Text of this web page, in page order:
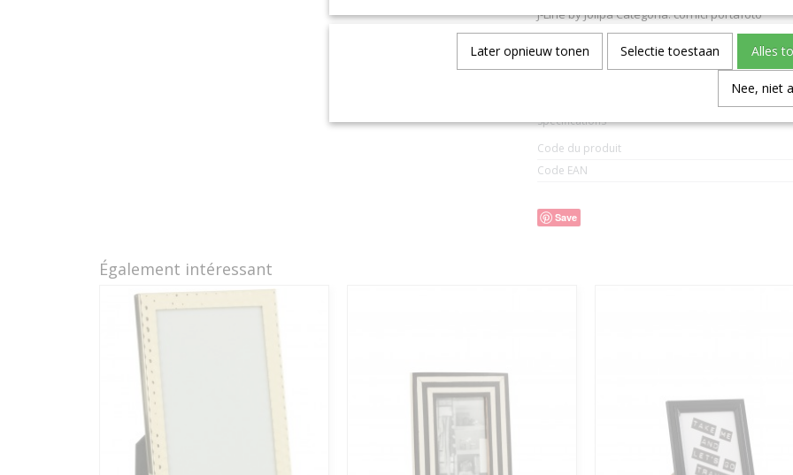
J-Line by Jolipa Categoria: cornici portafoto
J Line Portafoto Classico 20X25 Metallo Argento
Español:
Spécifications
Code du produit
Code EAN
Save
Également intéressant
Later opnieuw tonen Selectie toestaan Alles
Nee, niet